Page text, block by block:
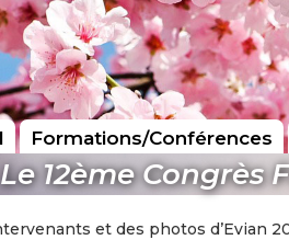
Formations/Conférences
Le 12ème Congrès
et des photos d’Evian